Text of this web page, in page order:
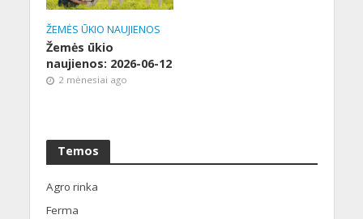
ŽEMĖS ŪKIO NAUJIENOS
Žemės ūkio
naujienos: 2026-06-12
2 mėnesiai ago
Temos
Agro rinka
Ferma